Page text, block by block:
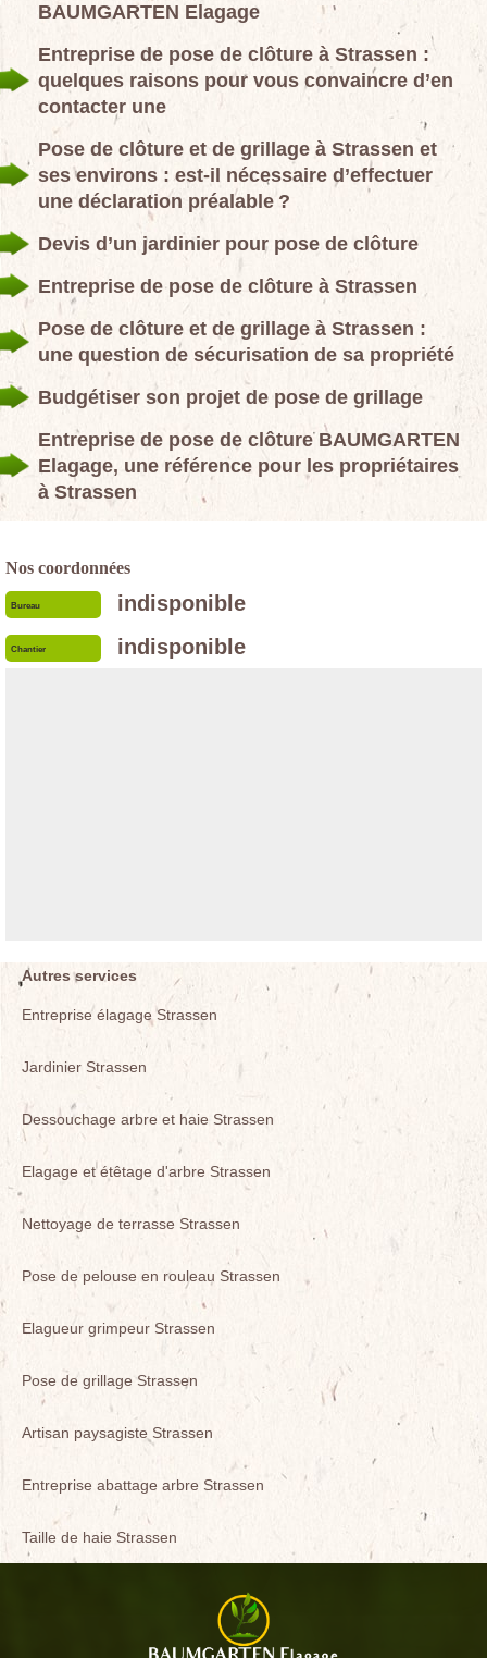
BAUMGARTEN Elagage
Entreprise de pose de clôture à Strassen :
quelques raisons pour vous convaincre d’en
contacter une
Pose de clôture et de grillage à Strassen et
ses environs : est-il nécessaire d’effectuer
une déclaration préalable ?
Devis d’un jardinier pour pose de clôture
Entreprise de pose de clôture à Strassen
Pose de clôture et de grillage à Strassen :
une question de sécurisation de sa propriété
Budgétiser son projet de pose de grillage
Entreprise de pose de clôture BAUMGARTEN
Elagage, une référence pour les propriétaires
à Strassen
Nos coordonnées
Bureau indisponible
Chantier indisponible
Autres services
Entreprise élagage Strassen
Jardinier Strassen
Dessouchage arbre et haie Strassen
Elagage et étêtage d'arbre Strassen
Nettoyage de terrasse Strassen
Pose de pelouse en rouleau Strassen
Elagueur grimpeur Strassen
Pose de grillage Strassen
Artisan paysagiste Strassen
Entreprise abattage arbre Strassen
Taille de haie Strassen